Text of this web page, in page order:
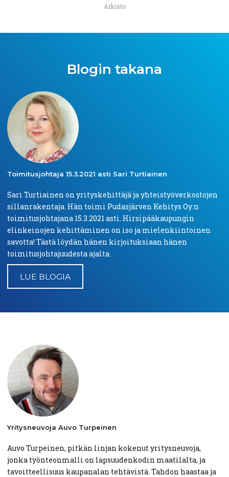
Arkisto
Blogin takana
Toimitusjohtaja 15.3.2021 asti Sari Turtiainen
Sari Turtiainen on yrityskehittäjä ja yhteistyöverkostojen
sillanrakentaja. Hän toimi Pudasjärven Kehitys Oy:n
toimitusjohtajana 15.3.2021 asti. Hirsipääkaupungin
elinkeinojen kehittäminen on iso ja mielenkiintoinen
savotta! Tästä löydän hänen kirjoituksiaan hänen
toimitusjohtajuudesta ajalta.
LUE BLOGIA
Yritysneuvoja Auvo Turpeinen
Auvo Turpeinen, pitkän linjan kokenut yritysneuvoja,
jonka työnteonmalli on lapsuudenkodin maatilalta, ja
tavoitteellisuus kaupanalan tehtävistä. Tahdon haastaa ja